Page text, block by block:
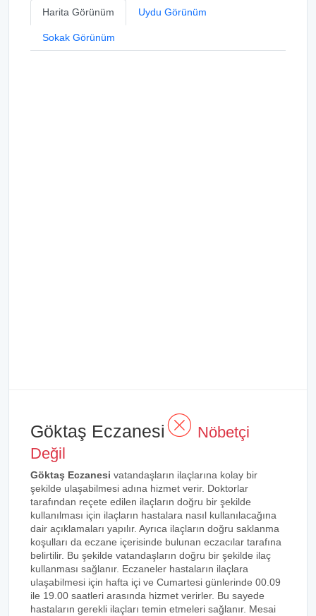
Harita Görünüm Uydu Görünüm
Sokak Görünüm
Göktaş Eczanesi
Nöbetçi
Değil
Göktaş Eczanesi vatandaşların ilaçlarına kolay bir
şekilde ulaşabilmesi adına hizmet verir. Doktorlar
tarafından reçete edilen ilaçların doğru bir şekilde
kullanılması için ilaçların hastalara nasıl kullanılacağına
dair açıklamaları yapılır. Ayrıca ilaçların doğru saklanma
koşulları da eczane içerisinde bulunan eczacılar tarafına
belirtilir. Bu şekilde vatandaşların doğru bir şekilde ilaç
kullanması sağlanır. Eczaneler hastaların ilaçlara
ulaşabilmesi için hafta içi ve Cumartesi günlerinde 00.09
ile 19.00 saatleri arasında hizmet verirler. Bu sayede
hastaların gerekli ilaçları temin etmeleri sağlanır. Mesai